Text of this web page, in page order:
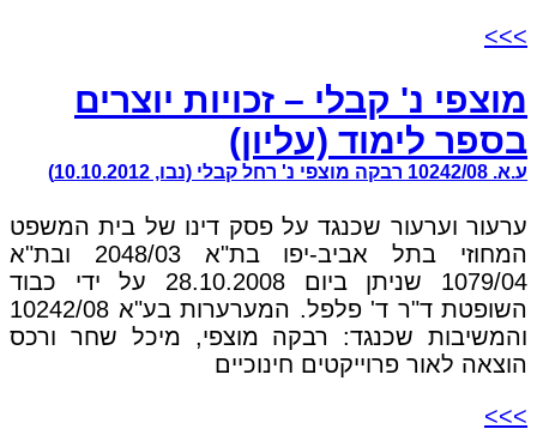
>>>
מוצפי נ' קבלי – זכויות יוצרים
בספר לימוד (עליון)
ע.א. 10242/08 רבקה מוצפי נ' רחל קבלי (נבו, 10.10.2012)
ערעור וערעור שכנגד על פסק דינו של בית המשפט
המחוזי בתל אביב-יפו בת"א 2048/03 ובת"א
1079/04 שניתן ביום 28.10.2008 על ידי כבוד
השופטת ד"ר ד' פלפל. המערערות בע"א 10242/08
והמשיבות שכנגד: רבקה מוצפי, מיכל שחר ורכס
הוצאה לאור פרוייקטים חינוכיים
>>>